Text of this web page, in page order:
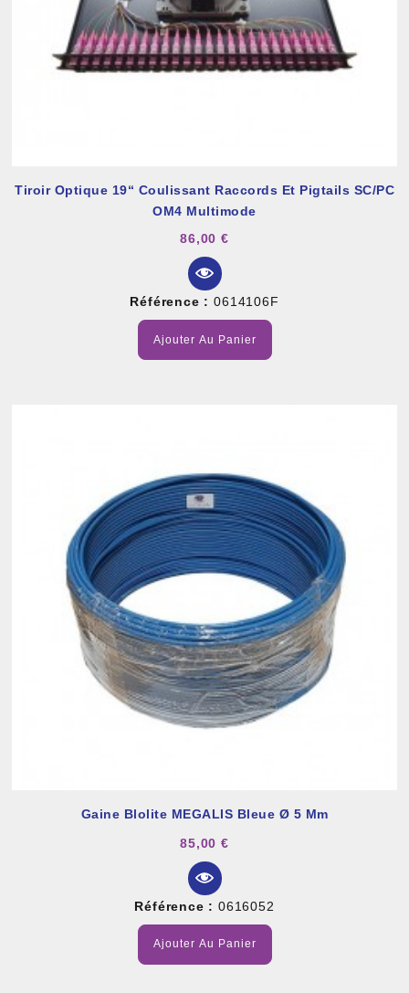
Tiroir Optique 19“ Coulissant Raccords Et Pigtails SC/PC
OM4 Multimode
86,00 €
Référence : 0614106F
Ajouter Au Panier
Gaine Blolite MEGALIS Bleue Ø 5 Mm
85,00 €
Référence : 0616052
Ajouter Au Panier